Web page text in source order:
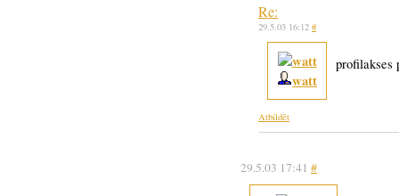
Re:
29.5.03 16:12 #
watt
profilakses
Atbildēt
29.5.03 17:41 #